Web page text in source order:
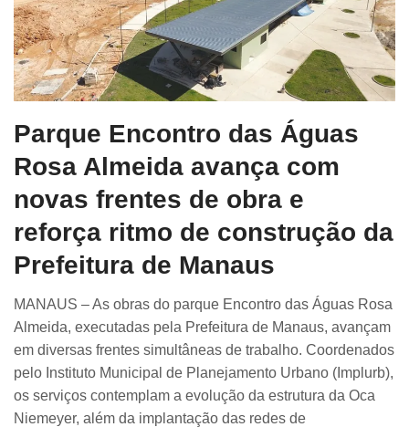
Parque Encontro das Águas
Rosa Almeida avança com
novas frentes de obra e
reforça ritmo de construção da
Prefeitura de Manaus
MANAUS – As obras do parque Encontro das Águas Rosa
Almeida, executadas pela Prefeitura de Manaus, avançam
em diversas frentes simultâneas de trabalho. Coordenados
pelo Instituto Municipal de Planejamento Urbano (Implurb),
os serviços contemplam a evolução da estrutura da Oca
Niemeyer, além da implantação das redes de